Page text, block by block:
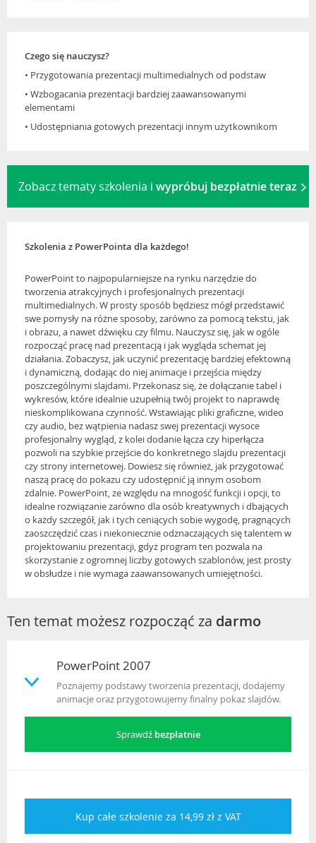
Czego się nauczysz?
• Przygotowania prezentacji multimedialnych od podstaw
• Wzbogacania prezentacji bardziej zaawansowanymi
elementami
• Udostępniania gotowych prezentacji innym użytkownikom
Zobacz tematy szkolenia i wypróbuj bezpłatnie teraz
Szkolenia z PowerPointa dla każdego!
PowerPoint to najpopularniejsze na rynku narzędzie do
tworzenia atrakcyjnych i profesjonalnych prezentacji
multimedialnych. W prosty sposób będziesz mógł przedstawić
swe pomysły na różne sposoby, zarówno za pomocą tekstu, jak
i obrazu, a nawet dźwięku czy filmu. Nauczysz się, jak w ogóle
rozpocząć pracę nad prezentacją i jak wygląda schemat jej
działania. Zobaczysz, jak uczynić prezentację bardziej efektowną
i dynamiczną, dodając do niej animacje i przejścia między
poszczególnymi slajdami. Przekonasz się, że dołączanie tabel i
wykresów, które idealnie uzupełnią twój projekt to naprawdę
nieskomplikowana czynność. Wstawiając pliki graficzne, wideo
czy audio, bez wątpienia nadasz swej prezentacji wysoce
profesjonalny wygląd, z kolei dodanie łącza czy hiperłącza
pozwoli na szybkie przejście do konkretnego slajdu prezentacji
czy strony internetowej. Dowiesz się również, jak przygotować
naszą pracę do pokazu czy udostępnić ją innym osobom
zdalnie. PowerPoint, ze względu na mnogość funkcji i opcji, to
idealne rozwiązanie zarówno dla osób kreatywnych i dbających
o każdy szczegół, jak i tych ceniących sobie wygodę, pragnących
zaoszczędzić czas i niekoniecznie odznaczających się talentem w
projektowaniu prezentacji, gdyż program ten pozwala na
skorzystanie z ogromnej liczby gotowych szablonów, jest prosty
w obsłudze i nie wymaga zaawansowanych umiejętności.
Ten temat możesz rozpocząć za darmo
PowerPoint 2007
Poznajemy podstawy tworzenia prezentacji, dodajemy
animacje oraz przygotowujemy finalny pokaz slajdów.
Sprawdź bezpłatnie
Kup całe szkolenie za 14,99 zł z VAT